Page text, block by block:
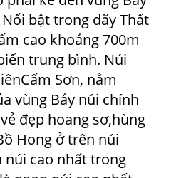
bật trong dãy Thất
cao khoảng 700m
trung bình. Núi
Sơn, nằm
vùng Bảy núi chính
đẹp hoang sơ,hùng
Hong ở trên núi
núi cao nhất trong